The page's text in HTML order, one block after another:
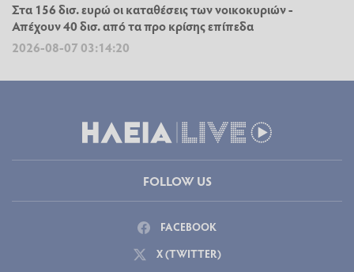
Στα 156 δισ. ευρώ οι καταθέσεις των νοικοκυριών -
Απέχουν 40 δισ. από τα προ κρίσης επίπεδα
2026-08-07 03:14:20
FOLLOW US
FACEBOOK
X (TWITTER)